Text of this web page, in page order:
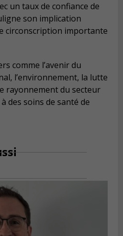
un taux de confiance de
son implication
circonscription importante
comme l’avenir du
l’environnement, la lutte
rayonnement du secteur
des soins de santé de